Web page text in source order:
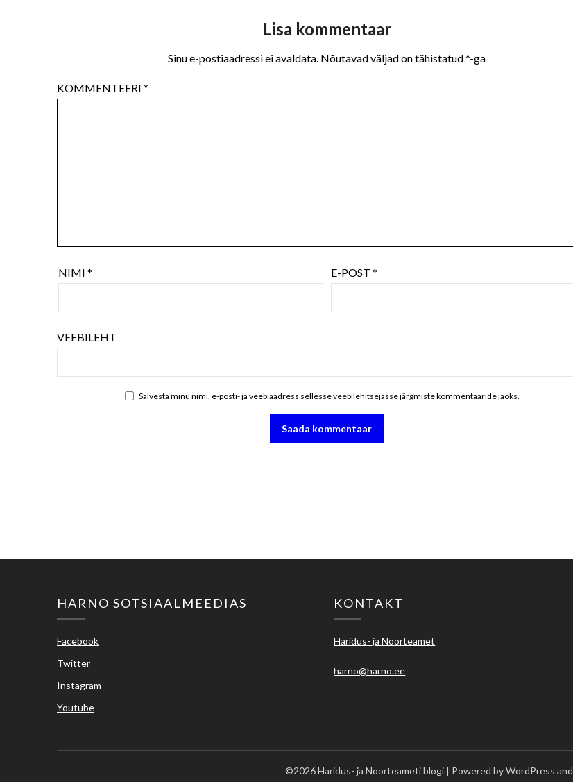
Lisa kommentaar
Sinu e-postiaadressi ei avaldata. Nõutavad väljad on tähistatud*-ga
KOMMENTEERI *
NIMI* E-POST *
VEEBILEHT
Salvesta minu nimi, e-posti- ja veebiaadress sellesse veebilehitsejasse järgmiste kommentaaride jaoks.
HARNO SOTSIAALMEEDIAS
Facebook
Twitter
Instagram
Youtube
KONTAKT
Haridus- ja Noorteamet
harno@harno.ee
©2026 Haridus- ja Noorteameti blogi | Powered by WordPress and